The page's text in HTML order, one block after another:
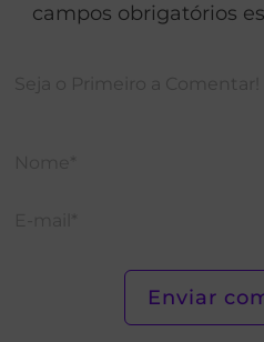
campos obrigatórios